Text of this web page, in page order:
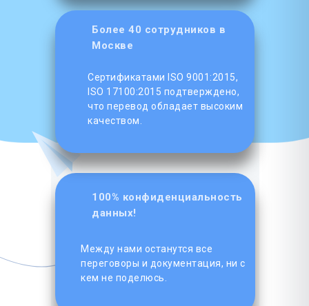
100% конфиденциальность
данных!
Между нами останутся все
переговоры и документация, ни с
кем не поделюсь.
Более 40 сотрудников в
Москве
Сертификатами ISO 9001:2015,
ISO 17100:2015 подтверждено,
что перевод обладает высоким
качеством.